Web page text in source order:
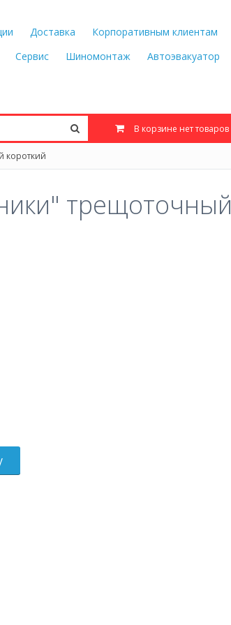
Доставка Корпоративным клиентам
Сервис
Шиномонтаж Автоэвакуатор
В корзине нет товаров
короткий
трещоточный